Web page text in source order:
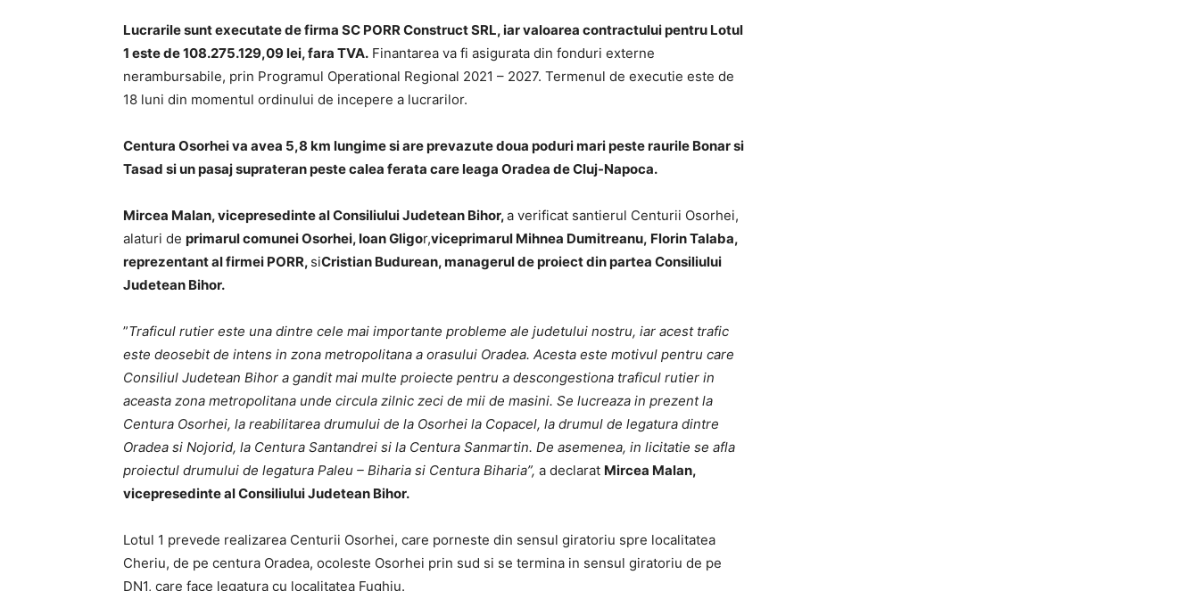
Lucrarile sunt executate de firma SC PORR Construct SRL, iar valoarea contractului pentru Lotul
1 este de 108.275.129,09 lei, fara TVA. Finantarea va fi asigurata din fonduri externe
nerambursabile, prin Programul Operational Regional 2021 – 2027. Termenul de executie este de
18 luni din momentul ordinului de incepere a lucrarilor.
Centura Osorhei va avea 5,8 km lungime si are prevazute doua poduri mari peste raurile Bonar si
Tasad si un pasaj suprateran peste calea ferata care leaga Oradea de Cluj-Napoca.
Mircea Malan, vicepresedinte al Consiliului Judetean Bihor,a verificat santierul Centurii Osorhei,
alaturi de primarul comunei Osorhei, Ioan Gligor,viceprimarul Mihnea Dumitreanu, Florin Talaba,
reprezentant al firmei PORR, siCristian Budurean, managerul de proiect din partea Consiliului
Judetean Bihor.
”Traficul rutier este una dintre cele mai importante probleme ale judetului nostru, iar acest trafic
este deosebit de intens in zona metropolitana a orasului Oradea. Acesta este motivul pentru care
Consiliul Judetean Bihor a gandit mai multe proiecte pentru a descongestiona traficul rutier in
aceasta zona metropolitana unde circula zilnic zeci de mii de masini. Se lucreaza in prezent la
Centura Osorhei, la reabilitarea drumului de la Osorhei la Copacel, la drumul de legatura dintre
Oradea si Nojorid, la Centura Santandrei si la Centura Sanmartin. De asemenea, in licitatie se afla
proiectul drumului de legatura Paleu – Biharia si Centura Biharia”, a declarat Mircea Malan,
vicepresedinte al Consiliului Judetean Bihor.
Lotul 1 prevede realizarea Centurii Osorhei, care porneste din sensul giratoriu spre localitatea
Cheriu, de pe centura Oradea, ocoleste Osorhei prin sud si se termina in sensul giratoriu de pe
DN1, care face legatura cu localitatea Fughiu.